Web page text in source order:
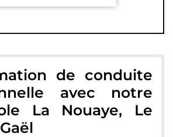
de conduite
avec notre
La Nouaye, Le